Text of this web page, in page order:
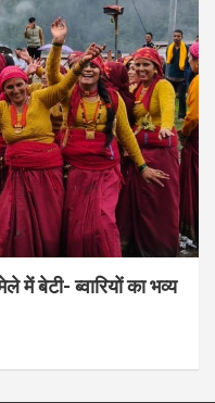
में बेटी- ब्वारियों का भव्य